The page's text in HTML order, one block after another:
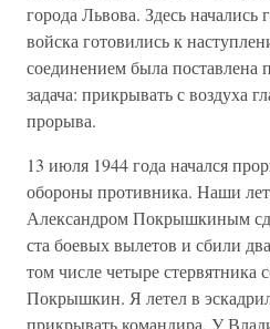
города Львова. Здесь
войска готовились к
соединением была поставлена
задача: прикрывать с воздуха
прорыва.
13 июля 1944 года начался
обороны противника. Наши
Александром Покрышкиным
ста боевых вылетов и сбили
том числе четыре стервятника
Покрышкин. Я летел в
прикрывать командира. У